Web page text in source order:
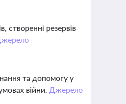
створенні резервів
та допомогу у
війни. Джерело